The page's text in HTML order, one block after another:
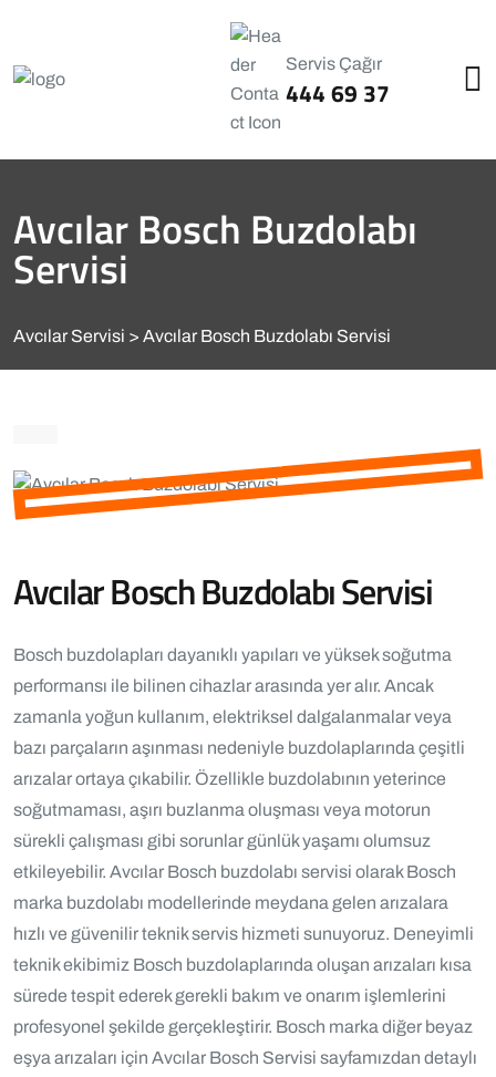
Servis Çağır
444 69 37
Avcılar Bosch Buzdolabı
Servisi
Avcılar Servisi Avcılar Bosch Buzdolabı Servisi
Avcılar Bosch Buzdolabı Servisi
Bosch buzdolapları dayanıklı yapıları ve yüksek soğutma
performansı ile bilinen cihazlar arasında yer alır. Ancak
zamanla yoğun kullanım, elektriksel dalgalanmalar veya
bazı parçaların aşınması nedeniyle buzdolaplarında çeşitli
arızalar ortaya çıkabilir. Özellikle buzdolabının yeterince
soğutmaması, aşırı buzlanma oluşması veya motorun
sürekli çalışması gibi sorunlar günlük yaşamı olumsuz
etkileyebilir. Avcılar Bosch buzdolabı servisi olarak Bosch
marka buzdolabı modellerinde meydana gelen arızalara
hızlı ve güvenilir teknik servis hizmeti sunuyoruz. Deneyimli
teknik ekibimiz Bosch buzdolaplarında oluşan arızaları kısa
sürede tespit ederek gerekli bakım ve onarım işlemlerini
profesyonel şekilde gerçekleştirir. Bosch marka diğer beyaz
eşya arızaları için Avcılar Bosch Servisi sayfamızdan detaylı